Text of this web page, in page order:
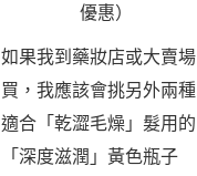
優惠）
如果我到藥妝店或大賣場
買，我應該會挑另外兩種
適合「乾澀毛燥」髮用的
「深度滋潤」黃色瓶子